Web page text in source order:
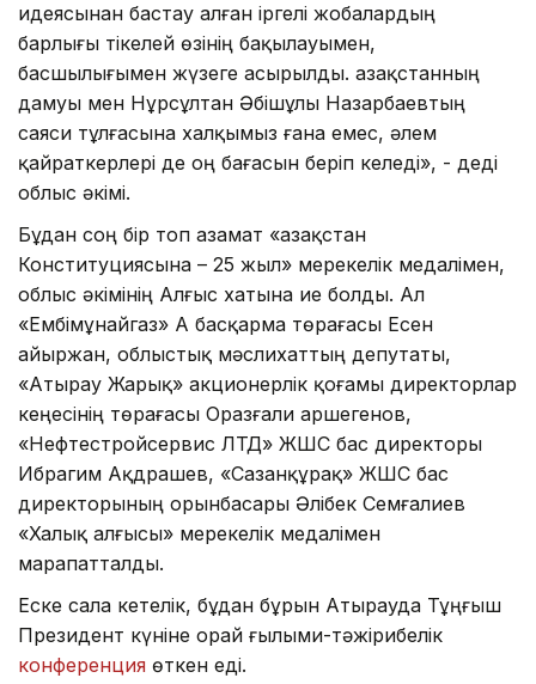
идеясынан бастау алған іргелі жобалардың
барлығы тікелей өзінің бақылауымен,
басшылығымен жүзеге асырылды. Қазақстанның
дамуы мен Нұрсұлтан Əбішұлы Назарбаевтың
саяси тұлғасына халқымыз ғана емес, əлем
қайраткерлері де оң бағасын беріп келеді», - деді
облыс əкімі.
Бұдан соң бір топ азамат «Қазақстан
Конституциясына – 25 жыл» мерекелік медалімен,
облыс əкімінің Алғыс хатына ие болды. Ал
«Ембімұнайгаз» АҚ басқарма төрағасы Есен
Қайыржан, облыстық мəслихаттың депутаты,
«Атырау Жарық» акционерлік қоғамы директорлар
кеңесінің төрағасы Оразғали Қаршегенов,
«Нефтестройсервис ЛТД» ЖШС бас директоры
Ибрагим Ақдрашев, «Сазанқұрақ» ЖШС бас
директорының орынбасары Əлібек Семғалиев
«Халық алғысы» мерекелік медалімен
марапатталды.
Еске сала кетелік, бұдан бұрын Атырауда Тұңғыш
Президент күніне орай ғылыми-тəжірибелік
конференция өткен еді.